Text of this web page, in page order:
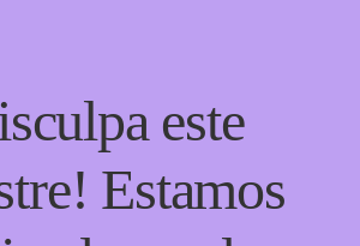
este
Estamos